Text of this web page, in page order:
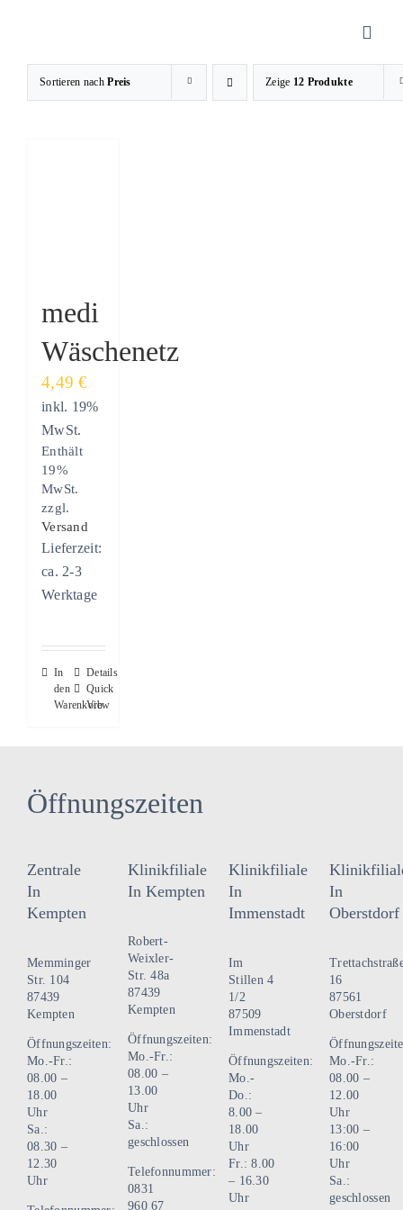
Sanitätshaus
Produkte
Sortieren nachPreis Zeige 12 Produkte
medi
Wäschenetz
4,49€
inkl. 19%
MwSt.
Enthält
19%
MwSt.
zzgl.
Versand
Lieferzeit:
ca. 2-3
Werktage
In
den
Warenkorb
Details
Quick
View
Öffnungszeiten
Zentrale
In
Kempten
Memminger
Str. 104
87439
Kempten
Öffnungszeiten:
Mo.-Fr.:
08.00 –
18.00
Uhr
Sa.:
08.30 –
12.30
Uhr
Klinikfiliale
In Kempten
Robert-
Weixler-
Str. 48a
87439
Kempten
Öffnungszeiten:
Mo.-Fr.:
08.00 –
13.00
Uhr
Sa.:
geschlossen
Telefonnummer:
0831
960 67
Klinikfiliale
In
Immenstadt
Im
Stillen 4
1/2
87509
Immenstadt
Öffnungszeiten:
Mo.-
Do.:
8.00 –
18.00
Uhr
Fr.: 8.00
– 16.30
Uhr
In
Oberstdorf
16
87561
Oberstdorf
Mo.-Fr.:
08.00 –
12.00
Uhr
13:00 –
16:00
Uhr
Sa.:
geschlossen